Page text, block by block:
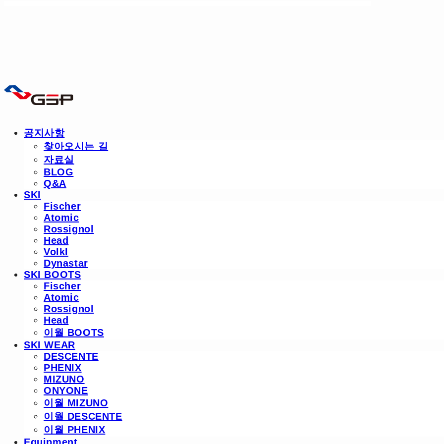
공지사항
찾아오시는 길
자료실
BLOG
Q&A
SKI
Fischer
Atomic
Rossignol
Head
Volkl
Dynastar
SKI BOOTS
Fischer
Atomic
Rossignol
Head
이월 BOOTS
SKI WEAR
DESCENTE
PHENIX
MIZUNO
ONYONE
이월 MIZUNO
이월 DESCENTE
이월 PHENIX